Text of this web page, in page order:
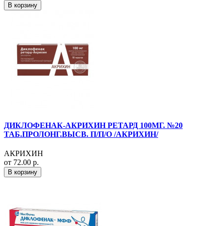
В корзину
ДИКЛОФЕНАК-АКРИХИН РЕТАРД 100МГ. №20
ТАБ.ПРОЛОНГ.ВЫСВ. П/П/О /АКРИХИН/
АКРИХИН
от 72.00 р.
В корзину